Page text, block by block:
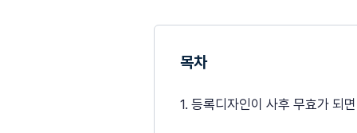
목차
1. 등록디자인이 사후 무효가 되